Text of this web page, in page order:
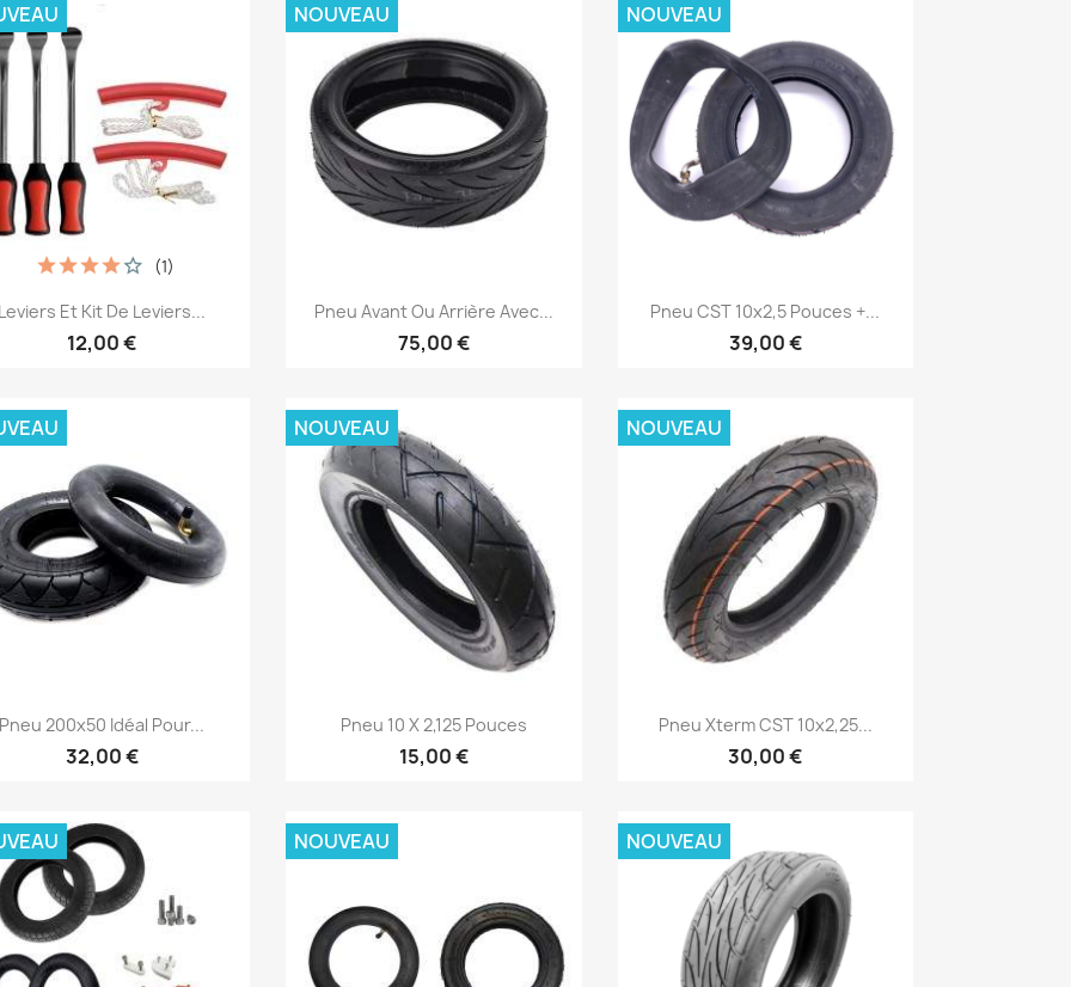
Aperçu rapide
Leviers Et Kit De Leviers...
12,00 €
(1)
Aperçu rapide
Pneu Avant Ou Arrière Avec...
75,00 €
NOUVEAU
Aperçu rapide
Pneu CST 10x2,5 Pouces +...
39,00 €
NOUVEAU
Aperçu rapide
Pneu 200x50 Idéal Pour...
32,00 €
Aperçu rapide
Pneu 10 X 2,125 Pouces
15,00 €
NOUVEAU
Aperçu rapide
Pneu Xterm CST 10x2,25...
30,00 €
NOUVEAU
NOUVEAU NOUVEAU